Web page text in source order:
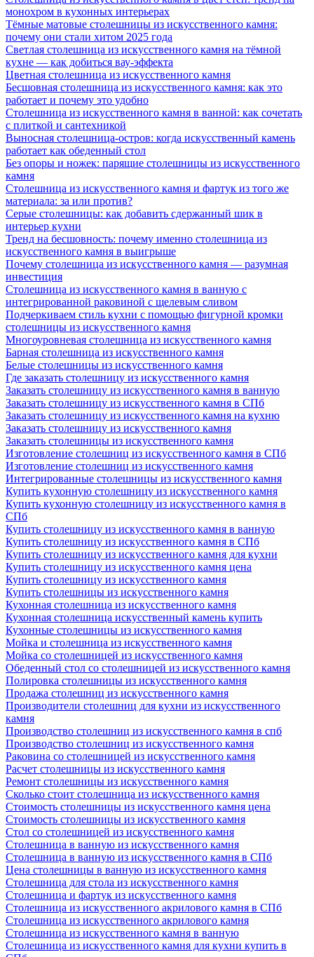
монохром в кухонных интерьерах
Тёмные матовые столешницы из искусственного камня:
почему они стали хитом 2025 года
Светлая столешница из искусственного камня на тёмной
кухне — как добиться вау-эффекта
Цветная столешница из искусственного камня
Бесшовная столешница из искусственного камня: как это
работает и почему это удобно
Столешница из искусственного камня в ванной: как сочетать
с плиткой и сантехникой
Выносная столешница-остров: когда искусственный камень
работает как обеденный стол
Без опоры и ножек: парящие столешницы из искусственного
камня
Столешница из искусственного камня и фартук из того же
материала: за или против?
Серые столешницы: как добавить сдержанный шик в
интерьер кухни
Тренд на бесшовность: почему именно столешница из
искусственного камня в выигрыше
Почему столешница из искусственного камня — разумная
инвестиция
Столешница из искусственного камня в ванную с
интегрированной раковиной с щелевым сливом
Подчеркиваем стиль кухни с помощью фигурной кромки
столешницы из искусственного камня
Многоуровневая столешница из искусственного камня
Барная столешница из искусственного камня
Белые столешницы из искусственного камня
Где заказать столешницу из искусственного камня
Заказать столешницу из искусственного камня в ванную
Заказать столешницу из искусственного камня в СПб
Заказать столешницу из искусственного камня на кухню
Заказать столешницу из искусственного камня
Заказать столешницы из искусственного камня
Изготовление столешниц из искусственного камня в СПб
Изготовление столешниц из искусственного камня
Интегрированные столешницы из искусственного камня
Купить кухонную столешницу из искусственного камня
Купить кухонную столешницу из искусственного камня в
СПб
Купить столешницу из искусственного камня в ванную
Купить столешницу из искусственного камня в СПб
Купить столешницу из искусственного камня для кухни
Купить столешницу из искусственного камня цена
Купить столешницу из искусственного камня
Купить столешницы из искусственного камня
Кухонная столешница из искусственного камня
Кухонная столешница искусственный камень купить
Кухонные столешницы из искусственного камня
Мойка и столешница из искусственного камня
Мойка со столешницей из искусственного камня
Обеденный стол со столешницей из искусственного камня
Полировка столешницы из искусственного камня
Продажа столешниц из искусственного камня
Производители столешниц для кухни из искусственного
камня
Производство столешниц из искусственного камня в спб
Производство столешниц из искусственного камня
Раковина со столешницей из искусственного камня
Расчет столешницы из искусственного камня
Ремонт столешницы из искусственного камня
Сколько стоит столешница из искусственного камня
Стоимость столешницы из искусственного камня цена
Стоимость столешницы из искусственного камня
Стол со столешницей из искусственного камня
Столешница в ванную из искусственного камня
Столешница в ванную из искусственного камня в СПб
Цена столешницы в ванную из искусственного камня
Столешница для стола из искусственного камня
Столешница и фартук из искусственного камня
Столешница из искусственного акрилового камня в СПб
Столешница из искусственного акрилового камня
Столешница из искусственного камня в ванную
Столешница из искусственного камня для кухни купить в